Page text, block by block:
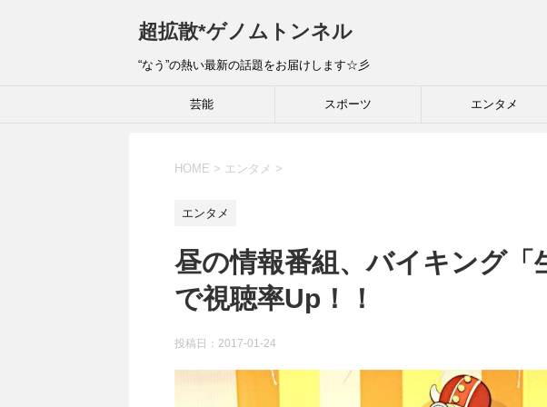
超拡散*ゲノムトンネル
“なう”の熱い最新の話題をお届けします☆彡
芸能 スポーツ エンタメ
HOME > エンタメ >
エンタメ
昼の情報番組、バイキング「
で視聴率Up！！
投稿日： 2017-01-24